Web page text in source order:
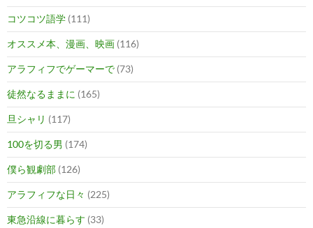
コツコツ語学 (111)
オススメ本、漫画、映画 (116)
アラフィフでゲーマーで (73)
徒然なるままに (165)
旦シャリ (117)
100を切る男 (174)
僕ら観劇部 (126)
アラフィフな日々 (225)
東急沿線に暮らす (33)